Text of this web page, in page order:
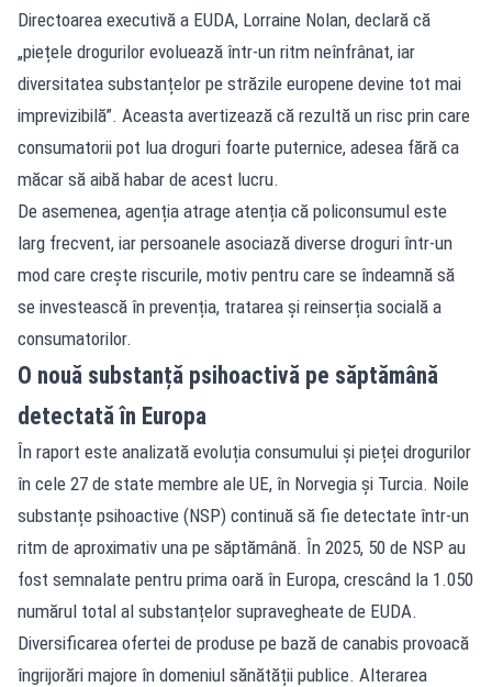
Directoarea executivă a EUDA, Lorraine Nolan, declară că
„piețele drogurilor evoluează într-un ritm neînfrânat, iar
diversitatea substanțelor pe străzile europene devine tot mai
imprevizibilă”. Aceasta avertizează că rezultă un risc prin care
consumatorii pot lua droguri foarte puternice, adesea fără ca
măcar să aibă habar de acest lucru.
De asemenea, agenția atrage atenția că policonsumul este
larg frecvent, iar persoanele asociază diverse droguri într-un
mod care crește riscurile, motiv pentru care se îndeamnă să
se investească în prevenția, tratarea și reinserția socială a
consumatorilor.
O nouă substanță psihoactivă pe săptămână
detectată în Europa
În raport este analizată evoluția consumului și pieței drogurilor
în cele 27 de state membre ale UE, în Norvegia și Turcia. Noile
substanțe psihoactive (NSP) continuă să fie detectate într-un
ritm de aproximativ una pe săptămână. În 2025, 50 de NSP au
fost semnalate pentru prima oară în Europa, crescând la 1.050
numărul total al substanțelor supravegheate de EUDA.
Diversificarea ofertei de produse pe bază de canabis provoacă
îngrijorări majore în domeniul sănătății publice. Alterarea